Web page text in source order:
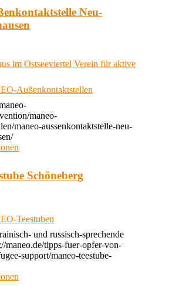
Neu-
im Ostseeviertel Verein für aktive
Außenkontaktstellen
maneo-
maneo-aussenkontaktstelle-neu-
Schöneberg
Teestuben
und russisch-sprechende
maneo.de/tipps-fuer-opfer-von-
support/maneo-teestube-